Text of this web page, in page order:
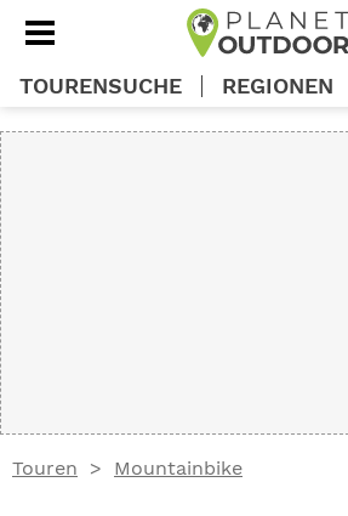
Touren Mountainbike
TOURENSUCHE REGIONEN